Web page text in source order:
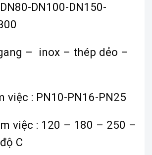
DN100-DN150-
– inox – thép dẻo –
việc : PN10-PN16-PN25
việc : 120 – 180 – 250 –
C